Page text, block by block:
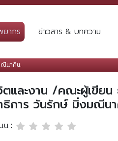
ยากร ข่าวสาร & บทความ
นาคิน.
และงาน /คณะผู้เขีย
การ วันรักษ์ มิ่งมณีน
น :